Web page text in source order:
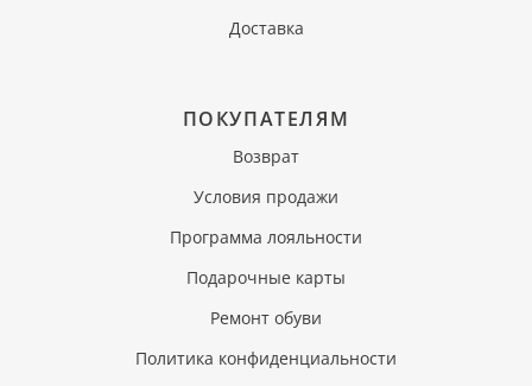
Доставка
ПОКУПАТЕЛЯМ
Возврат
Условия продажи
Программа лояльности
Подарочные карты
Ремонт обуви
Политика конфиденциальности